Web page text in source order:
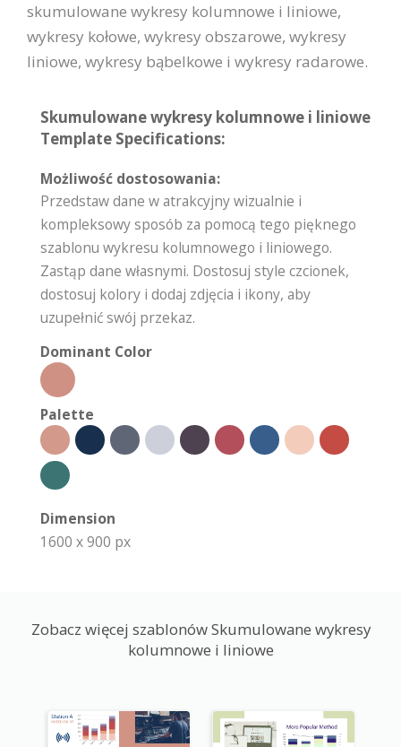
skumulowane wykresy kolumnowe i liniowe,
wykresy kołowe, wykresy obszarowe, wykresy
liniowe, wykresy bąbelkowe i wykresy radarowe.
Skumulowane wykresy kolumnowe i liniowe
Template Specifications:
Możliwość dostosowania:
Przedstaw dane w atrakcyjny wizualnie i
kompleksowy sposób za pomocą tego pięknego
szablonu wykresu kolumnowego i liniowego.
Zastąp dane własnymi. Dostosuj style czcionek,
dostosuj kolory i dodaj zdjęcia i ikony, aby
uzupełnić swój przekaz.
Dominant Color
Palette
Dimension
1600 x 900 px
Zobacz więcej szablonów Skumulowane wykresy
kolumnowe i liniowe